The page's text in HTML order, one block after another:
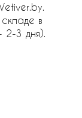
в
2-3 дня).